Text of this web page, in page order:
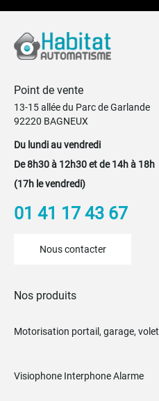
Point de vente
13-15 allée du Parc de Garlande
92220 BAGNEUX
Du lundi au vendredi
De 8h30 à 12h30 et de 14h à 18h
(17h le vendredi)
01 41 17 43 67
Nous contacter
Nos produits
Motorisation portail, garage, volet
Visiophone Interphone Alarme